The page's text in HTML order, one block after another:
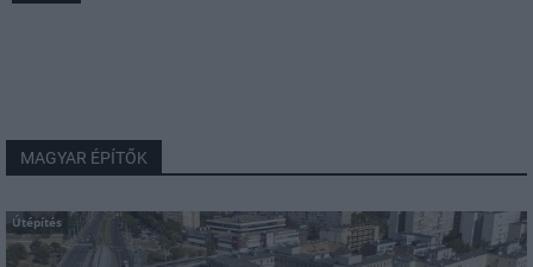
MAGYAR ÉPÍTŐK
Útépítés